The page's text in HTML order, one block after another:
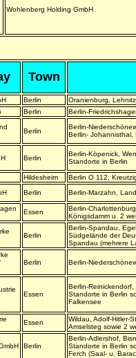
Wohlenberg Holding GmbH
Town
Berlin
Oranienburg,
Berlin
Berlin-
Berlin
Berlin-
Berlin- Johannisthal,
Berlin
Berlin-Köpenick,
Standorte in Berlin
Hildesheim
Berlin O 112,
Berlin Berlin-Marzahn,
Essen
Berlin-
Königsdamm u. 2
Berlin
Berlin-Spandau,
Südgelände der
Spandau (mehrere
Berlin Berlin-
Essen
Berlin-
Standorte in Berlin
Falkensee
Essen
Wildau, Adolf-Hitler-
Amselsteg sowie 2
Berlin
Berlin-Adlershof,
Standorte in Berlin
Ferch (Saal- u.